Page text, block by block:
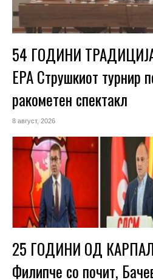
54 ГОДИНИ
ЕРА Струшкиот турнир
ракометен спектакл
8 август, 2026
25 ГОДИНИ ОД
Филипче со почит,